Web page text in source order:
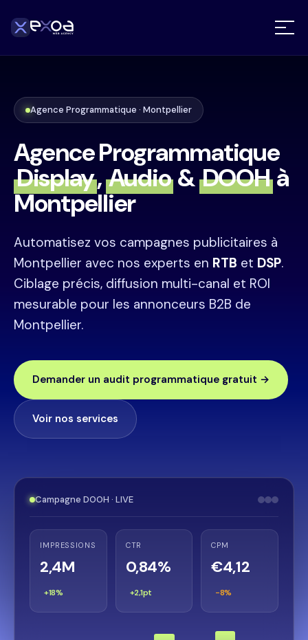
Agence Programmatique · Montpellier
Agence Programmatique
Display, Audio & DOOHà
Montpellier
Automatisez vos campagnes publicitaires à
Montpellier avec nos experts en RTB et DSP.
Ciblage précis, diffusion multi-canal et ROI
mesurable pour les annonceurs B2B de
Montpellier.
Demander un audit programmatique gratuit →
Voir nos services
Campagne DOOH · LIVE
IMPRESSIONS
2,4M
+18%
CTR
0,84%
+2,1pt
CPM
€4,12
−8%